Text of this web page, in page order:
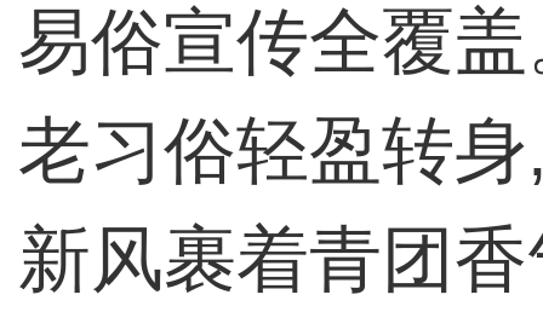
易俗宣传全覆
老习俗轻盈转
新风裹着青团